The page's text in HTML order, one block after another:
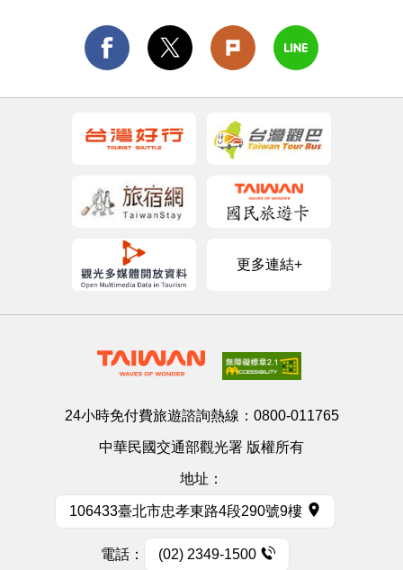
更多連結+
24小時免付費旅遊諮詢熱線： 0800-011765
中華民國交通部觀光署 版權所有
地址：
106433臺北市忠孝東路4段290號9樓
電話： (02) 2349-1500